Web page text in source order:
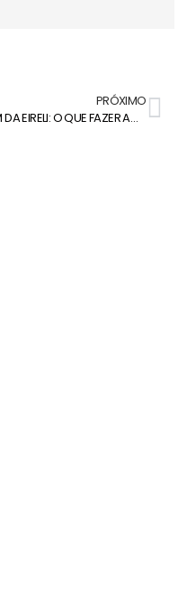
PRÓXIMO
FIM DA EIRELI: O QUE FAZER AGORA?